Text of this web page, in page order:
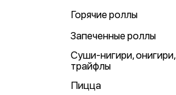
Горячие роллы
Запеченные роллы
Суши-нигири, онигири,
трайфлы
Пицца